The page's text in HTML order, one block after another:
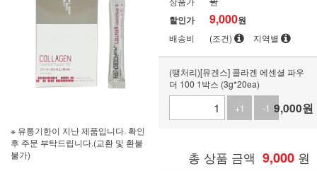
※ 유통기한이 지난 제품입니다. 확인
후 주문 부탁드립니다.(교환 및 환불
불가)
할인가 9,000원
배송비 (조건) 지역별
(땡처리)[뮤겐스] 콜라겐 에센셜 파우
더 100 1박스 (3g*20ea)
+1
-1 9,000원
총 상품 금액 9,000 원